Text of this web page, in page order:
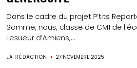
Dans le cadre du projet P’tits
Somme, nous, classe de CM1 de
Lesueur d’Amiens,...
LA RÉDACTION 27 NOVEMBRE 2025